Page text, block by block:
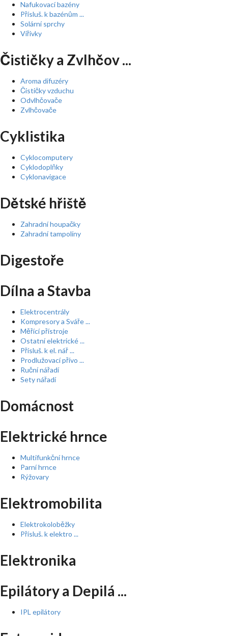
Nafukovací bazény
Přísluš. k bazénům ...
Solární sprchy
Vířivky
Čističky a Zvlhčov ...
Aroma difuzéry
Čističky vzduchu
Odvlhčovače
Zvlhčovače
Cyklistika
Cyklocomputery
Cyklodoplňky
Cyklonavigace
Dětské hřiště
Zahradní houpačky
Zahradní tampolíny
Digestoře
Dílna a Stavba
Elektrocentrály
Kompresory a Sváře ...
Měřící přístroje
Ostatní elektrické ...
Přísluš. k el. nář ...
Prodlužovací přívo ...
Ruční nářadí
Sety nářadí
Domácnost
Elektrické hrnce
Multifunkční hrnce
Parní hrnce
Rýžovary
Elektromobilita
Elektrokoloběžky
Přísluš. k elektro ...
Elektronika
Epilátory a Depilá ...
IPL epilátory